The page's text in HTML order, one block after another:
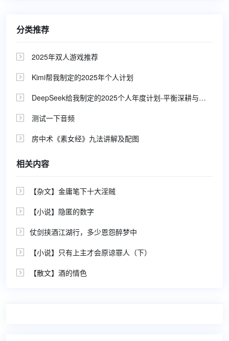
分类推荐
 2025年双人游戏推荐
 Kimi帮我制定的2025年个人计划
 DeepSeek给我制定的2025个人年度计划-平衡深耕与探索，持续有趣与创收
 测试一下音频
 房中术《素女经》九法讲解及配图
相关内容
 【杂文】金庸笔下十大淫贼
 【小说】隐匿的数字
 仗剑挟酒江湖行，多少恩怨醉梦中
 【小说】只有上主才会原谅罪人（下）
 【散文】酒的情色